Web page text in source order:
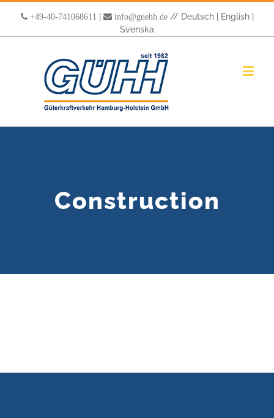
+49-40-741068611 info@guehh.de// Deutsch| English|
Svenska
Construction